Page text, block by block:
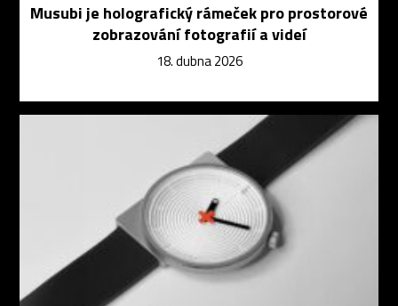
Musubi je holografický rámeček pro prostorové
zobrazování fotografií a videí
18. dubna 2026